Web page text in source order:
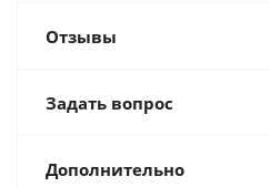
Отзывы
Задать вопрос
Дополнительно